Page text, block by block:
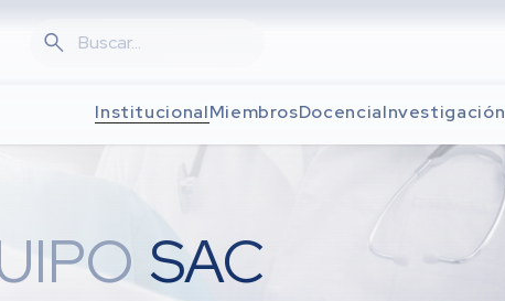
InstitucionalMiembrosDocenciaInvestigación
SAC